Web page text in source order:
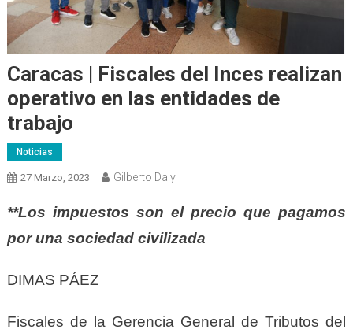
Caracas | Fiscales del Inces realizan
operativo en las entidades de
trabajo
Noticias
27 Marzo, 2023 Gilberto Daly
**Los impuestos son el precio que pagamos
por una sociedad civilizada
DIMAS PÁEZ
Fiscales de la Gerencia General de Tributos del